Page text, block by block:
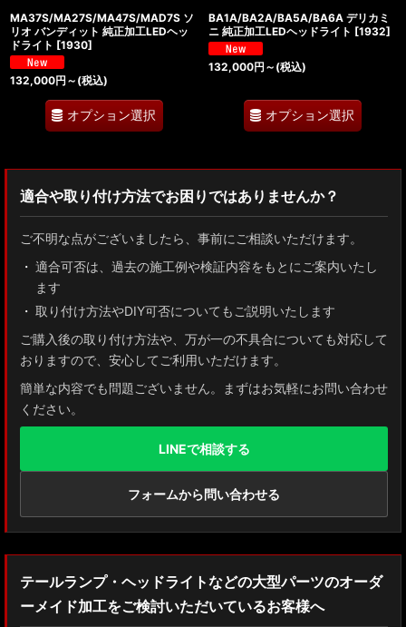
MA37S/MA27S/MA47S/MAD7S ソ
リオ バンディット 純正加工LEDヘッ
ドライト [1930]
132,000円 ～ (税込)
オプション選択
BA1A/BA2A/BA5A/BA6A デリカミ
ニ 純正加工LEDヘッドライト [1932]
132,000円 ～ (税込)
オプション選択
適合や取り付け方法でお困りではありませんか？
ご不明な点がございましたら、事前にご相談いただけます。
適合可否は、過去の施工例や検証内容をもとにご案内いたし
ます
取り付け方法やDIY可否についてもご説明いたします
ご購入後の取り付け方法や、万が一の不具合についても対応して
おりますので、安心してご利用いただけます。
簡単な内容でも問題ございません。まずはお気軽にお問い合わせ
ください。
LINEで相談する
フォームから問い合わせる
テールランプ・ヘッドライトなどの大型パーツのオーダ
ーメイド加工をご検討いただいているお客様へ